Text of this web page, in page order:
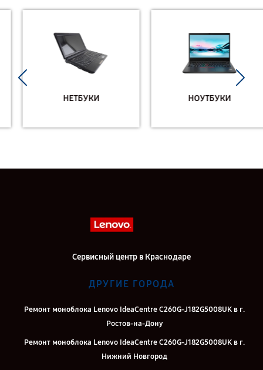
НЕТБУКИ НОУТБУКИ
Сервисный центр в Краснодаре
ДРУГИЕ ГОРОДА
Ремонт моноблока Lenovo IdeaCentre C260G-J182G5008UK в г.
Ростов-на-Дону
Ремонт моноблока Lenovo IdeaCentre C260G-J182G5008UK в г.
Нижний Новгород